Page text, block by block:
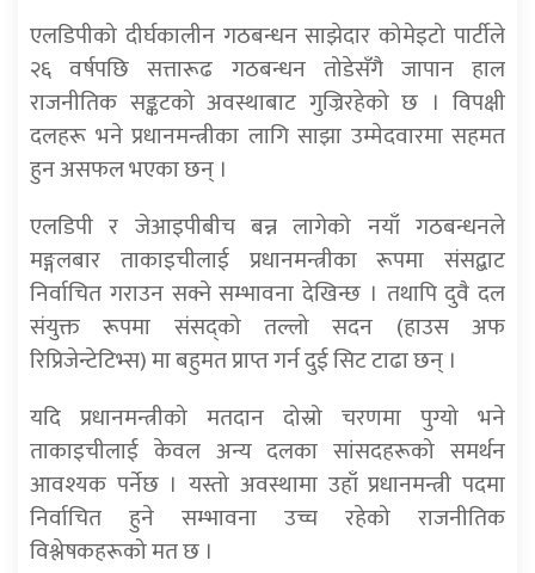
एलडिपीको दीर्घकालीन गठबन्धन साझेदार कोमेइटो पार्टीले
२६ वर्षपछि सत्तारूढ गठबन्धन तोडेसँगै जापान हाल
राजनीतिक सङ्कटको अवस्थाबाट गुज्रिरहेको छ । विपक्षी
दलहरू भने प्रधानमन्त्रीका लागि साझा उम्मेदवारमा सहमत
हुन असफल भएका छन् ।
एलडिपी र जेआइपीबीच बन्न लागेको नयाँ गठबन्धनले
मङ्गलबार ताकाइचीलाई प्रधानमन्त्रीका रूपमा संसद्बाट
निर्वाचित गराउन सक्ने सम्भावना देखिन्छ । तथापि दुवै दल
संयुक्त रूपमा संसद्को तल्लो सदन (हाउस अफ
रिप्रिजेन्टेटिभ्स) मा बहुमत प्राप्त गर्न दुई सिट टाढा छन् ।
यदि प्रधानमन्त्रीको मतदान दोस्रो चरणमा पुग्यो भने
ताकाइचीलाई केवल अन्य दलका सांसदहरूको समर्थन
आवश्यक पर्नेछ । यस्तो अवस्थामा उहाँ प्रधानमन्त्री पदमा
निर्वाचित हुने सम्भावना उच्च रहेको राजनीतिक
विश्लेषकहरूको मत छ ।